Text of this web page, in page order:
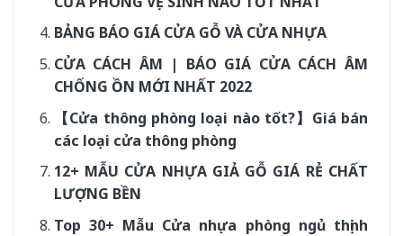
BẢNG BÁO GIÁ CỬA GỖ VÀ CỬA NHỰA
CỬA CÁCH ÂM | BÁO GIÁ CỬA CÁCH ÂM
CHỐNG ỒN MỚI NHẤT 2022
【Cửa thông phòng loại nào tốt?】Giá bán
các loại cửa thông phòng
12+ MẪU CỬA NHỰA GIẢ GỖ GIÁ RẺ CHẤT
LƯỢNG BỀN
Top 30+ Mẫu Cửa nhựa phòng ngủ thịnh